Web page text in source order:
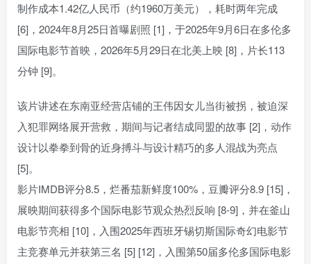
制作成本1.42亿人民币（约1960万美元），耗时两年完成
[6]，2024年8月25日首曝剧照 [1]，于2025年9月6日在多伦多
国际电影节首映，2026年5月29日在北美上映 [8]，片长113
分钟 [9]。
该片讲述在东南亚经营店铺的王伟因女儿当街被拐，被迫深
入犯罪网络展开营救，期间与记者结成同盟的故事 [2]，动作
设计以拳拳到骨的近身搏斗与设计精巧的多人混战为亮点
[5]。
影片IMDB评分8.5，烂番茄新鲜度100%，豆瓣评分8.9 [15]，
展映期间获得多个国际电影节观众热烈反响 [8-9]，并在釜山
电影节亮相 [10]，入围2025年西班牙锡切斯国际奇幻电影节
主竞赛单元并获第三名 [5] [12]，入围第50届多伦多国际电影